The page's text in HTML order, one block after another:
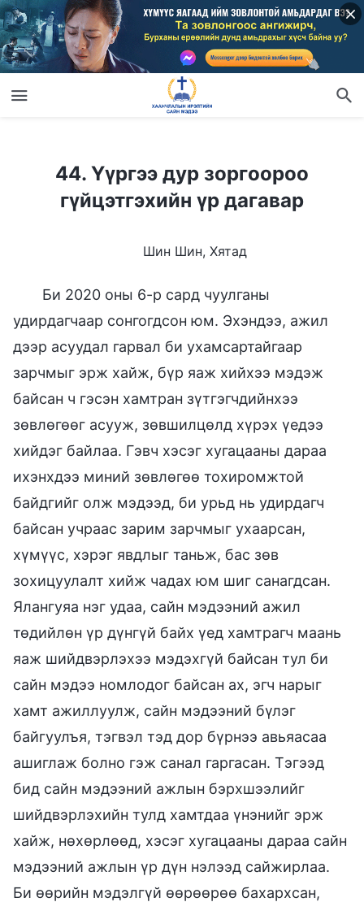
44. Үүргээ дур зоргоороо гүйцэтгэхийн үр дагавар
44. Үүргээ дур зоргоороо
гүйцэтгэхийн үр дагавар
Шин Шин, Хятад
Би 2020 оны 6-р сард чуулганы
удирдагчаар сонгогдсон юм. Эхэндээ, ажил
дээр асуудал гарвал би ухамсартайгаар
зарчмыг эрж хайж, бүр яаж хийхээ мэдэж
байсан ч гэсэн хамтран зүтгэгчдийнхээ
зөвлөгөөг асууж, зөвшилцөлд хүрэх үедээ
хийдэг байлаа. Гэвч хэсэг хугацааны дараа
ихэнхдээ миний зөвлөгөө тохиромжтой
байдгийг олж мэдээд, би урьд нь удирдагч
байсан учраас зарим зарчмыг ухаарсан,
хүмүүс, хэрэг явдлыг таньж, бас зөв
зохицуулалт хийж чадах юм шиг санагдсан.
Ялангуяа нэг удаа, сайн мэдээний ажил
төдийлөн үр дүнгүй байх үед хамтрагч маань
яаж шийдвэрлэхээ мэдэхгүй байсан тул би
сайн мэдээ номлодог байсан ах, эгч нарыг
хамт ажиллуулж, сайн мэдээний бүлэг
байгуулъя, тэгвэл тэд дор бүрнээ авьяасаа
ашиглаж болно гэж санал гаргасан. Тэгээд
бид сайн мэдээний ажлын бэрхшээлийг
шийдвэрлэхийн тулд хамтдаа үнэнийг эрж
хайж, нөхөрлөөд, хэсэг хугацааны дараа сайн
мэдээний ажлын үр дүн нэлээд сайжирлаа.
Би өөрийн мэдэлгүй өөрөөрөө бахархсан,